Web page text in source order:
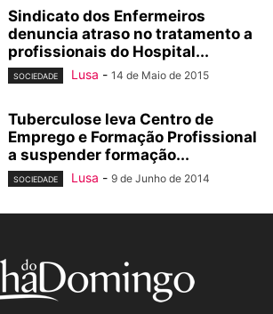
Sindicato dos Enfermeiros
denuncia atraso no tratamento a
profissionais do Hospital...
SOCIEDADE Lusa - 14 de Maio de 2015
Tuberculose leva Centro de
Emprego e Formação Profissional
a suspender formação...
SOCIEDADE Lusa - 9 de Junho de 2014